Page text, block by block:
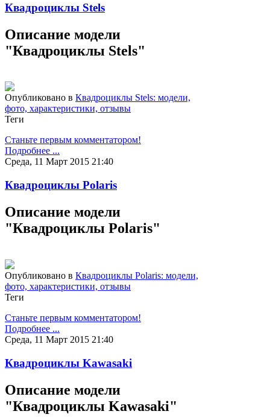
Квадроциклы Stels
Описание модели
"Квадроциклы Stels"
Опубликовано в Квадроциклы Stels: модели,
фото, характеристики, отзывы
Теги
Станьте первым комментатором!
Подробнее ...
Среда, 11 Март 2015 21:40
Квадроциклы Polaris
Описание модели
"Квадроциклы Polaris"
Опубликовано в Квадроциклы Polaris: модели,
фото, характеристики, отзывы
Теги
Станьте первым комментатором!
Подробнее ...
Среда, 11 Март 2015 21:40
Квадроциклы Kawasaki
Описание модели
"Квадроциклы Kawasaki"